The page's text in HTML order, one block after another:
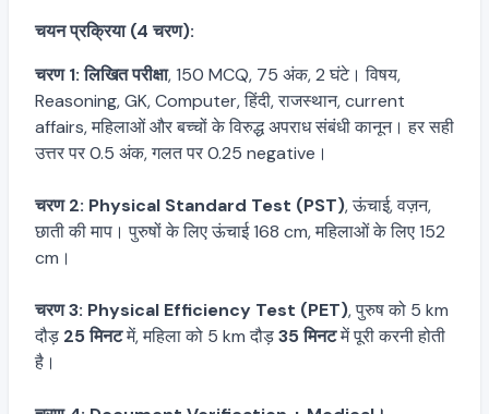
चयन प्रक्रिया (4 चरण):
चरण 1: लिखित परीक्षा, 150 MCQ, 75 अंक, 2 घंटे। विषय,
Reasoning, GK, Computer, हिंदी, राजस्थान, current
affairs, महिलाओं और बच्चों के विरुद्ध अपराध संबंधी कानून। हर सही
उत्तर पर 0.5 अंक, गलत पर 0.25 negative।
चरण 2: Physical Standard Test (PST), ऊंचाई, वज़न,
छाती की माप। पुरुषों के लिए ऊंचाई 168 cm, महिलाओं के लिए 152
cm।
चरण 3: Physical Efficiency Test (PET), पुरुष को 5 km
दौड़ 25 मिनटमें, महिला को 5 km दौड़35 मिनटमें पूरी करनी होती
है।